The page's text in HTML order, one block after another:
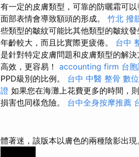
有一定的皮膚類型，可靠的防曬霜可
面部表情會導致額頭的形成。 竹北 撥
些類型的皺紋可能比其他類型的皺紋發
年齡較大，而且比實際更疲倦。 台中
是針對特定皮膚問題和皮膚類型的解
高效，更容易！ accounting firm 台
PPD級別的比例。 台中 中醫 整骨 數
證 如果您在海灘上花費更多的時間，
損害也同樣危險。 台中全身按摩推薦
體著迷，該版本以膚色的兩種陰影出現